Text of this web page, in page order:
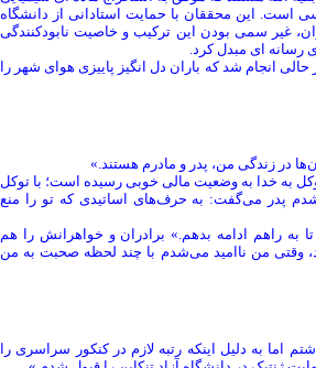
این محققان با حمایت استادانی از دانشگاه
غیر سمی بودن این ترکیب و خاصیت نابودکنندگی
رسانه ای مبدل کرد.
انجام شد که باران دل انگیز پاییزی هوای شهر را
در زندگی من، پدر و مادرم هستند.»
به خدا به وضعیت مالی خوبی رسیده است؛ با توکل
پدر می‌گفت: به حرف‌های اساتیدی که تو را منع
راهم ادامه بدهم.» برادران و خواهرانش را هم
وقتی من ناامید می‌شدم با چند لحظه صحبت به من
اما به دلیل اینکه رتبه لازم در کنکور سراسری را